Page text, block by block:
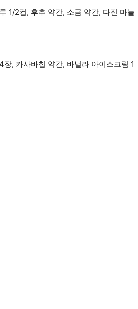
1/2컵, 후추 약간, 소금 약간, 다진 마늘
, 카사바칩 약간, 바닐라 아이스크림 1